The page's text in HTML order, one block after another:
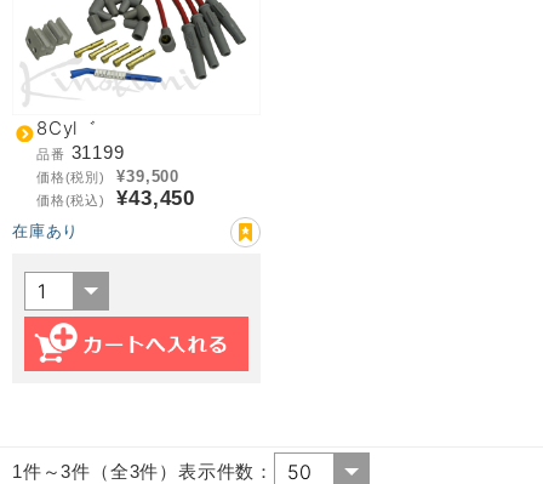
8Cyl゛
品番 31199
価格(税別) ¥39,500
価格(税込) ¥43,450
在庫あり
1件～3件（全3件）表示件数：